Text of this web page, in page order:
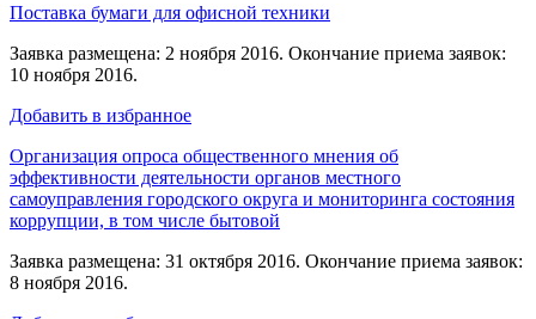
Поставка бумаги для офисной техники
Заявка размещена: 2 ноября 2016. Окончание приема заявок:
10 ноября 2016.
Добавить в избранное
Организация опроса общественного мнения об
эффективности деятельности органов местного
самоуправления городского округа и мониторинга состояния
коррупции, в том числе бытовой
Заявка размещена: 31 октября 2016. Окончание приема заявок:
8 ноября 2016.